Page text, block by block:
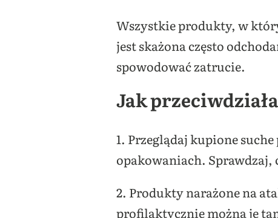
Wszystkie produkty, w
jest skażona często
spowodować zatrucie.
Jak
1. Przeglądaj kupione
opakowaniach. Sprawdzaj,
2. Produkty narażone na
profilaktycznie można je